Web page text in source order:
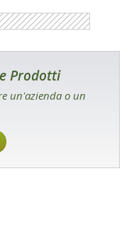
Prodotti
un'azienda o un